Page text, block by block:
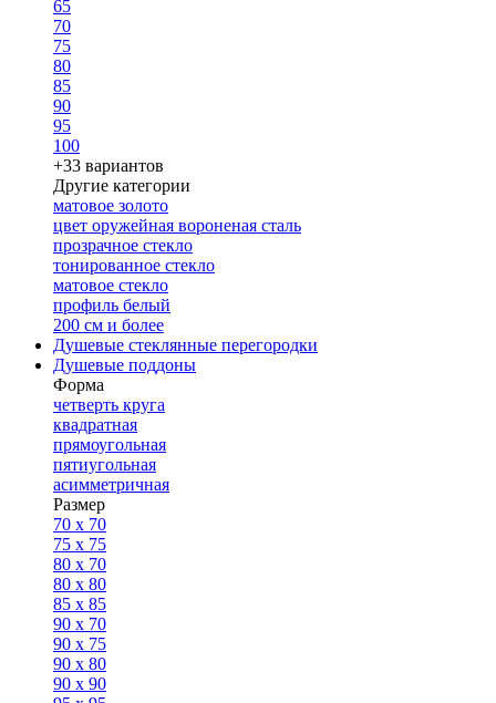
65
70
75
80
85
90
95
100
+33 вариантов
Другие категории
матовое золото
цвет оружейная вороненая сталь
прозрачное стекло
тонированное стекло
матовое стекло
профиль белый
200 см и более
Душевые стеклянные перегородки
Душевые поддоны
Форма
четверть круга
квадратная
прямоугольная
пятиугольная
асимметричная
Размер
70 x 70
75 x 75
80 x 70
80 x 80
85 x 85
90 x 70
90 x 75
90 x 80
90 x 90